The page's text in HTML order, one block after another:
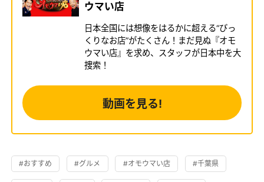
ウマい店
日本全国には想像をはるかに超える“びっ
くりなお店”がたくさん！まだ見ぬ『オモ
ウマい店』を求め、スタッフが日本中を大
捜索！
動画を見る!
#おすすめ #グルメ #オモウマい店 #千葉県